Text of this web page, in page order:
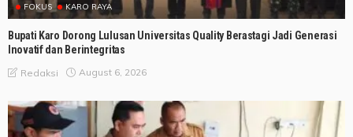
FOKUS KARO RAYA
Bupati Karo Dorong Lulusan Universitas Quality Berastagi Jadi Generasi
Inovatif dan Berintegritas
Redaksi August 6, 2026